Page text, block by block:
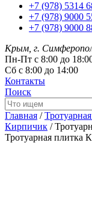
+7 (978) 5314
+7 (978) 9000
+7 (978) 9000
Крым, г.
Пн-Пт с 8:00 до
Сб с 8:00 до 14:00
Контакты
Поиск
Главная /
Кирпичик /
Тротуарная плитка